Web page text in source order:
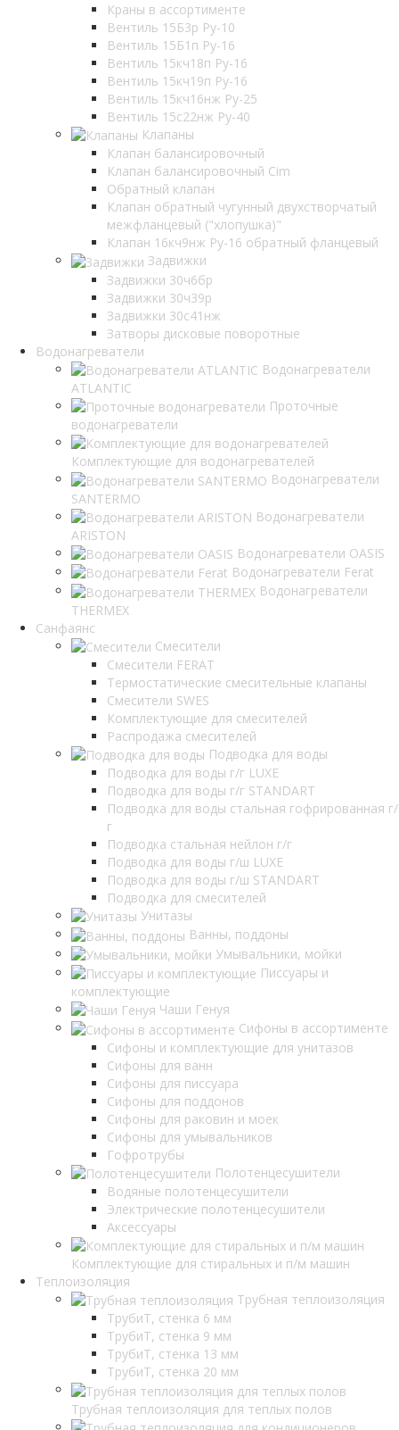
Краны в ассортименте
Вентиль 15Б3р Ру-10
Вентиль 15Б1п Ру-16
Вентиль 15кч18п Ру-16
Вентиль 15кч19п Ру-16
Вентиль 15кч16нж Ру-25
Вентиль 15с22нж Ру-40
Клапаны
Клапан балансировочный
Клапан балансировочный Cim
Обратный клапан
Клапан обратный чугунный двухстворчатый
межфланцевый ("хлопушка)"
Клапан 16кч9нж Ру-16 обратный фланцевый
Задвижки
Задвижки 30ч6бр
Задвижки 30ч39р
Задвижки 30с41нж
Затворы дисковые поворотные
Водонагреватели
Водонагреватели
ATLANTIC
Проточные
водонагреватели
Комплектующие для водонагревателей
Водонагреватели
SANTERMO
Водонагреватели
ARISTON
Водонагреватели OASIS
Водонагреватели Ferat
Водонагреватели
THERMEX
Санфаянс
Смесители
Смесители FERAT
Термостатические смесительные клапаны
Смесители SWES
Комплектующие для смесителей
Распродажа смесителей
Подводка для воды
Подводка для воды г/г LUXE
Подводка для воды г/г STANDART
Подводка для воды стальная гофрированная г/
г
Подводка стальная нейлон г/г
Подводка для воды г/ш LUXE
Подводка для воды г/ш STANDART
Подводка для смесителей
Унитазы
Ванны, поддоны
Умывальники, мойки
Писсуары и
комплектующие
Чаши Генуя
Сифоны в ассортименте
Сифоны и комплектующие для унитазов
Сифоны для ванн
Сифоны для писсуара
Сифоны для поддонов
Сифоны для раковин и моек
Сифоны для умывальников
Гофротрубы
Полотенцесушители
Водяные полотенцесушители
Электрические полотенцесушители
Аксессуары
Комплектующие для стиральных и п/м машин
Теплоизоляция
Трубная теплоизоляция
ТрубиТ, стенка 6 мм
ТрубиТ, стенка 9 мм
ТрубиТ, стенка 13 мм
ТрубиТ, стенка 20 мм
Трубная теплоизоляция для теплых полов